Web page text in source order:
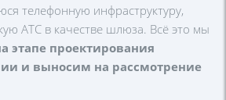
телефонную инфраструктуру,
АТС в качестве шлюза. Всё это мы
этапе проектирования
и выносим на рассмотрение